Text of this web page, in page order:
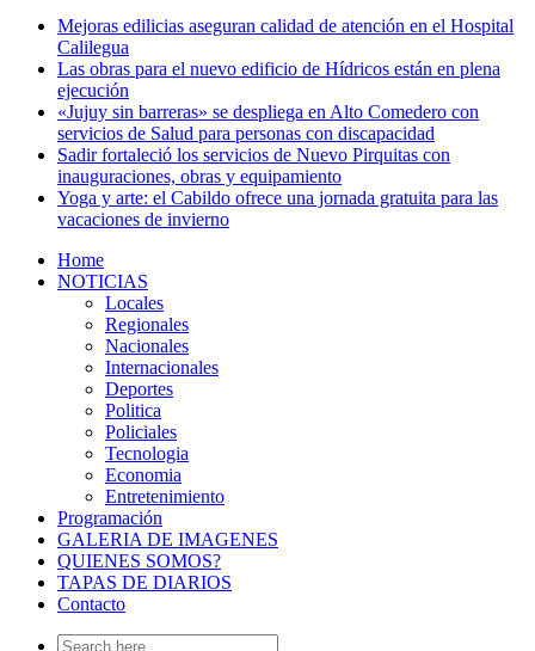
Mejoras edilicias aseguran calidad de atención en el Hospital
Calilegua
Las obras para el nuevo edificio de Hídricos están en plena
ejecución
«Jujuy sin barreras» se despliega en Alto Comedero con
servicios de Salud para personas con discapacidad
Sadir fortaleció los servicios de Nuevo Pirquitas con
inauguraciones, obras y equipamiento
Yoga y arte: el Cabildo ofrece una jornada gratuita para las
vacaciones de invierno
Home
NOTICIAS
Locales
Regionales
Nacionales
Internacionales
Deportes
Politica
Policiales
Tecnologia
Economia
Entretenimiento
Programación
GALERIA DE IMAGENES
QUIENES SOMOS?
TAPAS DE DIARIOS
Contacto
Search